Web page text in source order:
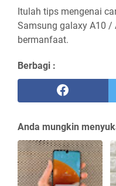
Itulah tips mengenai
Samsung galaxy A10 /
bermanfaat.
Berbagi :
Anda mungkin